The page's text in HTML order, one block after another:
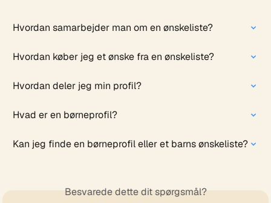
Hvordan samarbejder man om en ønskeliste?
Hvordan køber jeg et ønske fra en ønskeliste?
Hvordan deler jeg min profil?
Hvad er en børneprofil?
Kan jeg finde en børneprofil eller et barns ønskeliste?
Besvarede dette dit spørgsmål?